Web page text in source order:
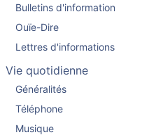
Bulletins d'information
Ouïe-Dire
Lettres d'informations
Vie quotidienne
Généralités
Téléphone
Musique